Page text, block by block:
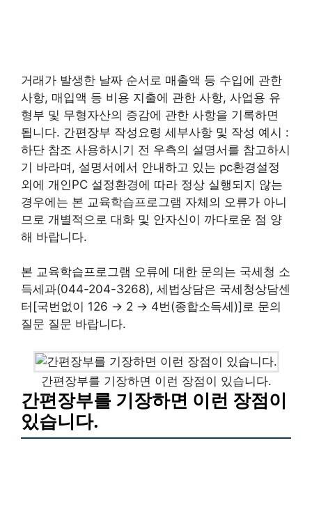
거래가 발생한 날짜 순서로 매출액 등 수입에 관한
사항, 매입액 등 비용 지출에 관한 사항, 사업용 유
형부 및 무형자산의 증감에 관한 사항을 기록하면
됩니다. 간편장부 작성요령 세부사항 및 작성 예시 :
하단 참조 사용하시기 전 우측의 설명서를 참고하시
기 바라며, 설명서에서 안내하고 있는 pc환경설정
외에 개인PC 설정환경에 따라 정상 실행되지 않는
경우에는 본 교육학습프로그램 자체의 오류가 아니
므로 개별적으로 대화 및 안자신이 까다로운 점 양
해 바랍니다.
본 교육학습프로그램 오류에 대한 문의는 국세청 소
득세과(044-204-3268), 세법상담은 국세청상담센
터[국번없이 126 → 2 → 4번(종합소득세)]로 문의
질문 질문 바랍니다.
간편장부를 기장하면 이런 장점이 있습니다.
간편장부를 기장하면 이런 장점이
있습니다.